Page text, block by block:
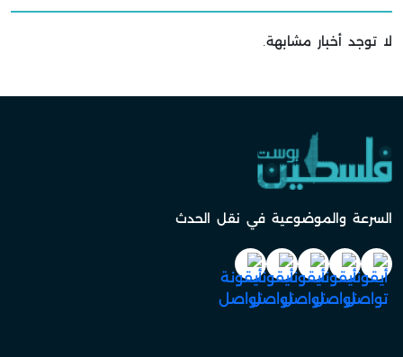
لا توجد أخبار مشابهة.
السرعة والموضوعية في نقل الحدث